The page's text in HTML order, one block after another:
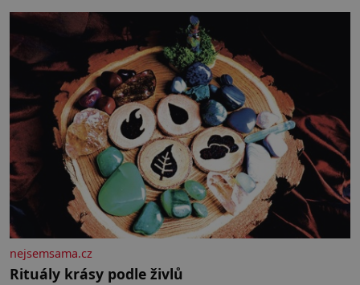
partnera. Stačily mi knihy, práce a hlavně klid. Hned po
studiích jsem odešla z rodného města,
nejsemsama.cz
Rituály krásy podle živlů